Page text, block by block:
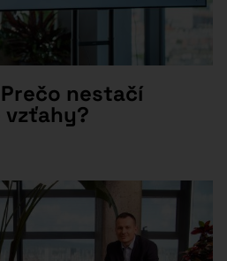
nestačí
vzťahy?